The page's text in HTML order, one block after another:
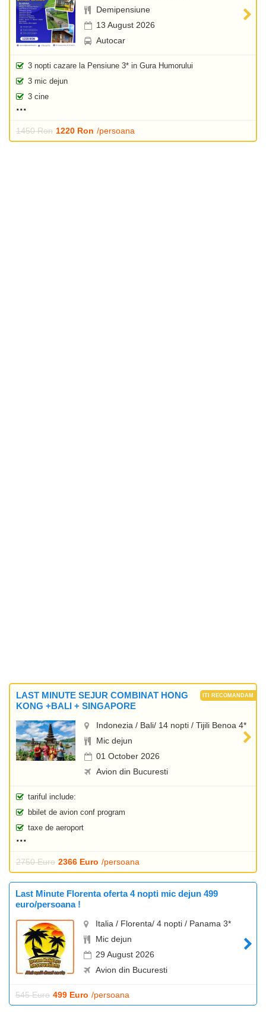
Demipensiune
13 August 2026
Autocar
3 nopti cazare la Pensiune 3* in Gura Humorului
3 mic dejun
3 cine
1450 Ron 1220 Ron /persoana
LAST MINUTE SEJUR COMBINAT HONG
KONG +BALI + SINGAPORE
Indonezia / Bali/ 14 nopti / Tijili Benoa 4*
Mic dejun
01 October 2026
Avion din Bucuresti
tariful include:
bbilet de avion conf program
taxe de aeroport
2750 Euro 2366 Euro /persoana
Last Minute Florenta oferta 4 nopti mic dejun 499
euro/persoana !
Italia / Florenta/ 4 nopti / Panama 3*
Mic dejun
29 August 2026
Avion din Bucuresti
545 Euro 499 Euro /persoana